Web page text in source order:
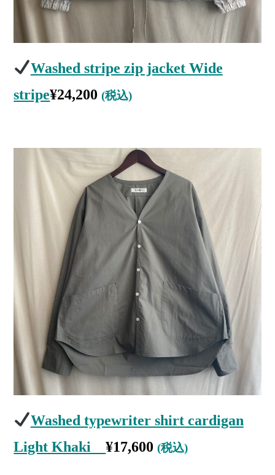
Washed stripe zip jacket Wide
stripe¥24,200 (税込)
Washed typewriter shirt cardigan
Light Khaki¥17,600 (税込)